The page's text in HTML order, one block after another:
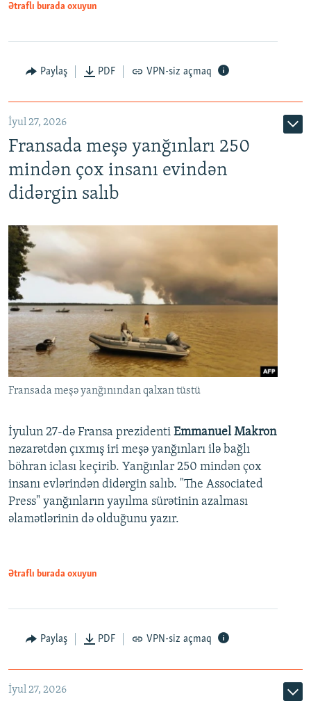
Ətraflı burada oxuyun
Paylaş PDF VPN-siz açmaq
İyul 27, 2026
Fransada meşə yanğınları 250
mindən çox insanı evindən
didərgin salıb
Fransada meşə yanğınından qalxan tüstü
İyulun 27-də Fransa prezidenti Emmanuel Makron
nəzarətdən çıxmış iri meşə yanğınları ilə bağlı
böhran iclası keçirib. Yanğınlar 250 mindən çox
insanı evlərindən didərgin salıb. "The Associated
Press" yanğınların yayılma sürətinin azalması
əlamətlərinin də olduğunu yazır.
Ətraflı burada oxuyun
Paylaş PDF VPN-siz açmaq
İyul 27, 2026